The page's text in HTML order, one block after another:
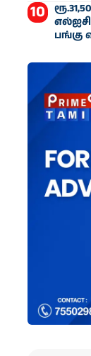
பங்கு